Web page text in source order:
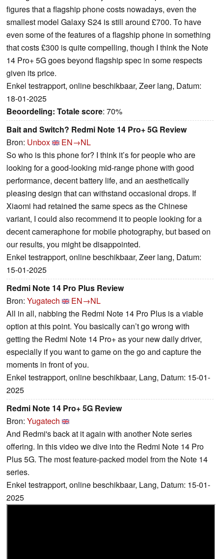
figures that a flagship phone costs nowadays, even the
smallest model Galaxy S24 is still around £700. To have
even some of the features of a flagship phone in something
that costs £300 is quite compelling, though I think the Note
14 Pro+ 5G goes beyond flagship spec in some respects
given its price.
Enkel testrapport, online beschikbaar, Zeer lang, Datum:
18-01-2025
Beoordeling: Totale score: 70%
Bait and Switch? Redmi Note 14 Pro+ 5G Review
Bron: Unbox
EN→NL
So who is this phone for? I think it’s for people who are
looking for a good-looking mid-range phone with good
performance, decent battery life, and an aesthetically
pleasing design that can withstand occasional drops. If
Xiaomi had retained the same specs as the Chinese
variant, I could also recommend it to people looking for a
decent cameraphone for mobile photography, but based on
our results, you might be disappointed.
Enkel testrapport, online beschikbaar, Zeer lang, Datum:
15-01-2025
Redmi Note 14 Pro Plus Review
Bron: Yugatech
EN→NL
All in all, nabbing the Redmi Note 14 Pro Plus is a viable
option at this point. You basically can’t go wrong with
getting the Redmi Note 14 Pro+ as your new daily driver,
especially if you want to game on the go and capture the
moments in front of you.
Enkel testrapport, online beschikbaar, Lang, Datum: 15-01-
2025
Redmi Note 14 Pro+ 5G Review
Bron: Yugatech
And Redmi's back at it again with another Note series
offering. In this video we dive into the Redmi Note 14 Pro
Plus 5G. The most feature-packed model from the Note 14
series.
Enkel testrapport, online beschikbaar, Lang, Datum: 15-01-
2025